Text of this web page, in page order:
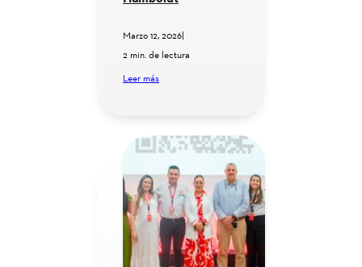
Marzo 12, 2026
2 min. de lectura
Leer más